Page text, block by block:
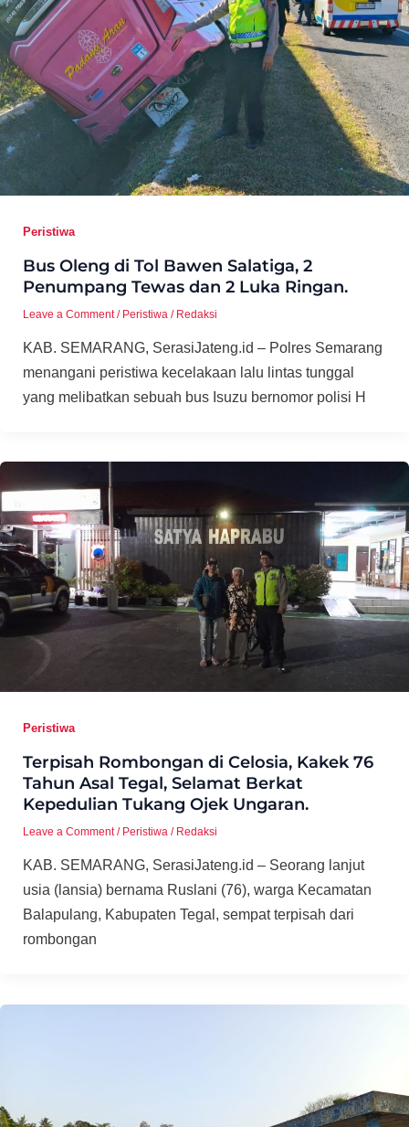
Peristiwa
Bus Oleng di Tol Bawen Salatiga, 2
Penumpang Tewas dan 2 Luka Ringan.
Leave a Comment / Peristiwa / Redaksi
KAB. SEMARANG, SerasiJateng.id – Polres Semarang
menangani peristiwa kecelakaan lalu lintas tunggal
yang melibatkan sebuah bus Isuzu bernomor polisi H
Peristiwa
Terpisah Rombongan di Celosia, Kakek 76
Tahun Asal Tegal, Selamat Berkat
Kepedulian Tukang Ojek Ungaran.
Leave a Comment / Peristiwa/ Redaksi
KAB. SEMARANG, SerasiJateng.id – Seorang lanjut
usia (lansia) bernama Ruslani (76), warga Kecamatan
Balapulang, Kabupaten Tegal, sempat terpisah dari
rombongan